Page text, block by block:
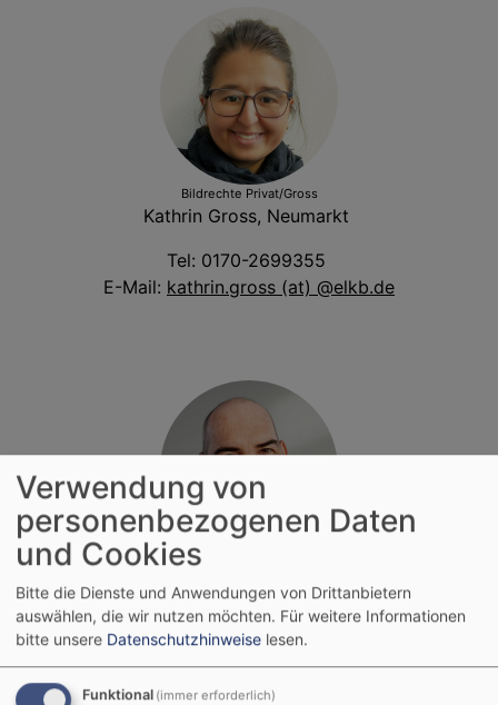
Bildrechte Privat/Gross
Kathrin Gross, Neumarkt
Tel: 0170-2699355
E-Mail: kathrin.gross (at) @elkb.de
Bildrechte
Holger Wielsch, Lauf a.d.P.
Tel: 0175-4287079
Verwendung von
personenbezogenen Daten
und Cookies
Bitte die Dienste und Anwendungen von Drittanbietern
auswählen, die wir nutzen möchten. Für weitere Informationen
bitte unsere Datenschutzhinweise lesen.
Funktional (immer erforderlich)